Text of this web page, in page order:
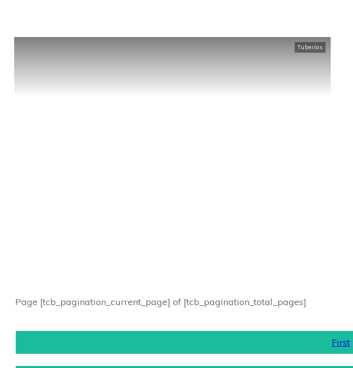
Tuberías
Page [tcb_pagination_current_page] of [tcb_pagination_total_pages]
First